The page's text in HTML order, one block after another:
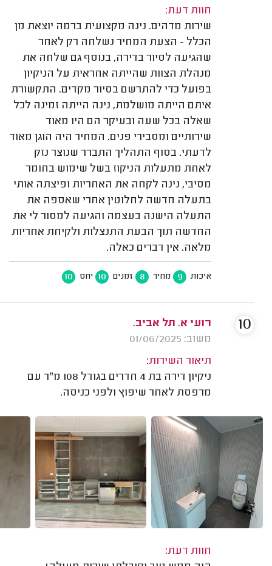
חוות דעת:
שירות מדהים. נינה מקצועית ברמה יוצאת מן
הכלל - הצעת המחיר נשלחה רק לאחר
שהגיעה לסיור בדירה, בנוסף גם שלחה את
מנהלת הצוות שהייתה אחראית על הניקיון
בפועל כדי להתרשם בסיור מקדים. התקשורת
איתם הייתה מושלמת, נינה הייתה זמינה לכל
שאלה בכל שעה ובעיקר הם היו מאוד
שירותיים ומסבירי פנים. המחיר היה הוגן מאוד
לדעתי. בסוף התהליך התברר שנוצר נזק
לאחת מתעלות הניקוז בשל שימוש בחומר
מסיבי, נינה לקחה את האחריות ופיצתה אותי
בתעלה חדשה לחלוטין אחרי שאספה את
התעלה הישנה בעצמה והגיעה למסור לי את
החדשה תוך הבעת התנצלות ולקיחת אחריות
מלאה. אין דברים כאלה.
איכות 9 מחיר 8 זמנים 10 יחס 10
רועי א. תל אביב.
משוב: 01/06/2025
תיאור השירות:
ניקיון דירה בת 4 חדרים בגודל 108 מ"ר עם
מרפסת לאחר שיפוץ ולפני כניסה.
חוות דעת:
10